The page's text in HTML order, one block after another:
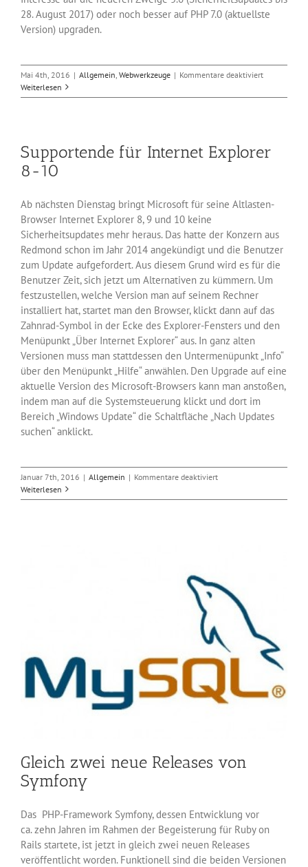
28. August 2017) oder noch besser auf PHP 7.0 (aktuellste
Version) upgraden.
Mai 4th, 2016 | Allgemein Webwerkzeuge | Kommentare deaktiviertfür
für
Weiterlesen
Supportende für Internet Explorer
8-10
Ab nächsten Dienstag bringt Microsoft für seine Altlasten-
Browser Internet Explorer 8, 9 und 10 keine
Sicherheitsupdates mehr heraus. Das hatte der Konzern aus
Redmond schon im Jahr 2014 angekündigt und die Benutzer
zum Update aufgefordert. Aus diesem Grund wird es für die
Benutzer Zeit, sich jetzt um Alternativen zu kümmern. Um
festzustellen, welche Version man auf seinem Rechner
installiert hat, startet man den Browser, klickt dann auf das
Zahnrad-Symbol in der Ecke des Explorer-Fensters und den
Menüpunkt „Über Internet Explorer“ aus. In ganz alten
Versionen muss man stattdessen den Untermenüpunkt „Info“
über den Menüpunkt „Hilfe“ anwählen. Den Upgrade auf eine
aktuelle Version des Microsoft-Browsers kann man anstoßen,
indem man auf die Systemsteuerung klickt und dort im
Bereich „Windows Update“ die Schaltfläche „Nach Updates
suchen“ anklickt.
Januar 7th, 2016 | Allgemein | Kommentare deaktiviertfür
für
Weiterlesen
Gleich zwei neue Releases von
Symfony
Das PHP-Framework Symfony, dessen Entwicklung vor
ca. zehn Jahren im Rahmen der Begeisterung für Ruby on
Rails startete, ist jetzt in gleich zwei neuen Releases
veröffentlicht worden. Funktionell sind die beiden Versionen